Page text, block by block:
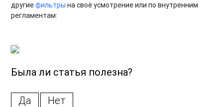
другиефильтры на своё усмотрение или по внутренним
регламентам:
Была ли статья полезна?
Да Нет